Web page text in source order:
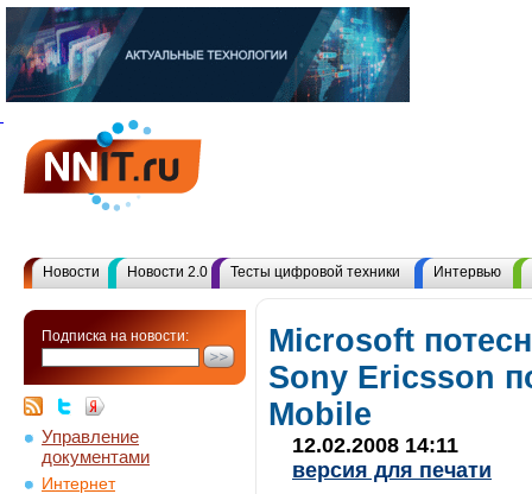
Новости Новости 2.0 Тесты цифровой техники Интервью
Подписка на новости:
Управление
документами
Интернет
Microsoft
Sony Ericsson
Mobile
12.02.2008 14:11
версия для печати